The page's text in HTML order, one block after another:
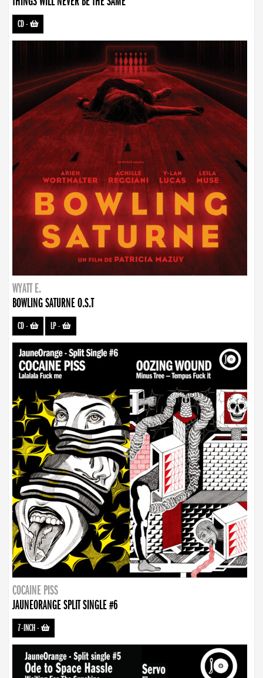
CD-
WYATT E.
BOWLING SATURNE O.S.T
CD- LP-
COCAINE PISS
JAUNEORANGE SPLIT SINGLE #6
7-INCH-